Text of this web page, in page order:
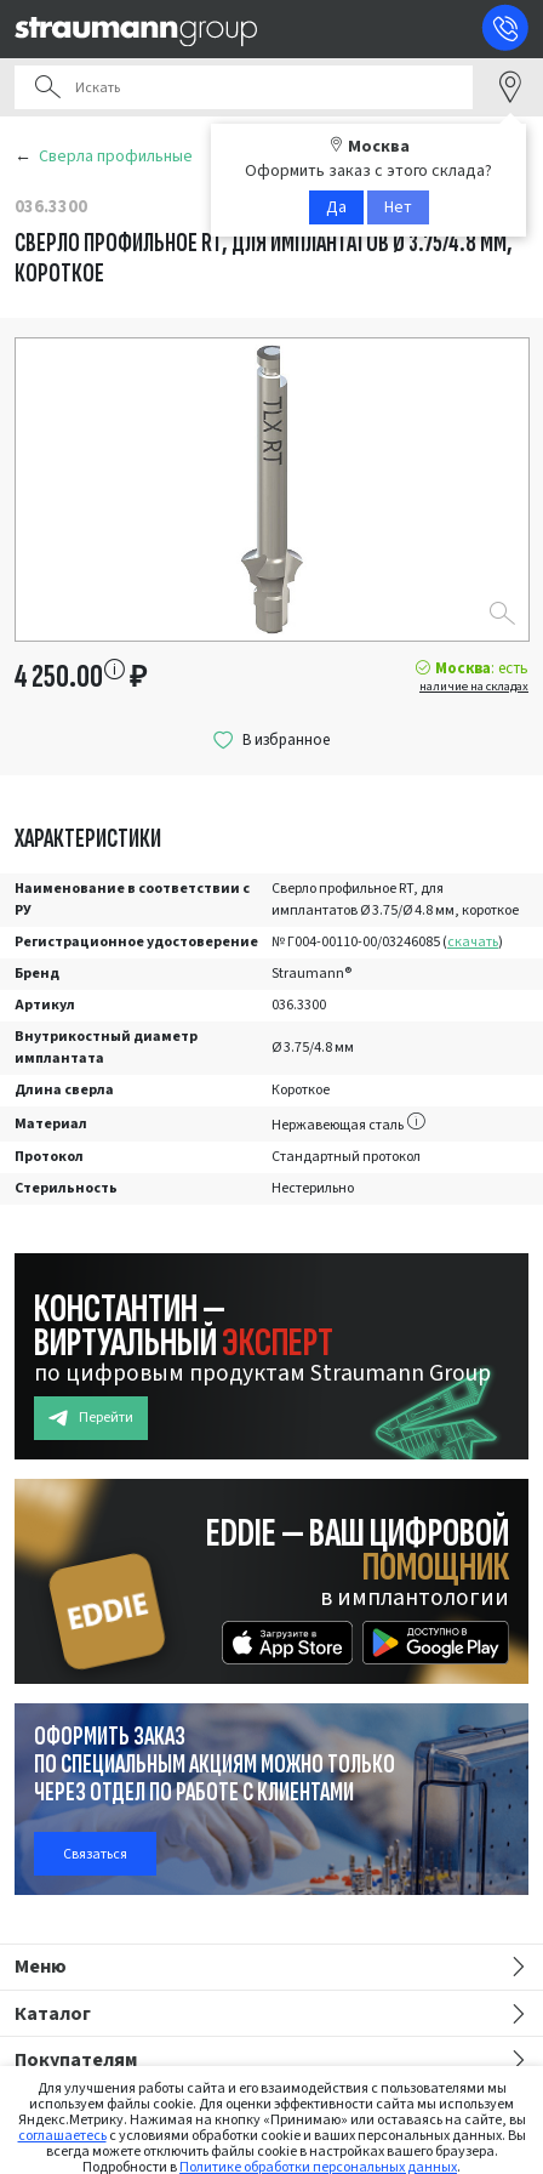
Москва
Оформить заказ с этого склада?
Да
Нет
Сверла профильные
036.3300
СВЕРЛО ПРОФИЛЬНОЕ RT, ДЛЯ ИМПЛАНТАТОВ Ø 3.75/4.8 ММ,
КОРОТКОЕ
ХАРАКТЕРИСТИКИ
Наименование в соответствии с
РУ
Сверло профильное RT, для
имплантатов Ø 3.75/Ø 4.8 мм, короткое
Регистрационное удостоверение
№ Г004-00110-00/03246085 (скачать)
Бренд
Straumann®
Артикул
036.3300
Внутрикостный диаметр
имплантата
Ø 3.75/4.8 мм
Длина сверла
Короткое
Материал
Нержавеющая сталь
Протокол
Стандартный протокол
Стерильность
Нестерильно
4 250.00 ₽ Москва: есть
наличие на складах
КОНСТАНТИН —
ВИРТУАЛЬНЫЙЭКСПЕРТ
по цифровым продуктам Straumann Group
Перейти
EDDIE — ВАШ ЦИФРОВОЙ
ПОМОЩНИК
в имплантологии
ОФОРМИТЬ ЗАКАЗ
ПО СПЕЦИАЛЬНЫМ АКЦИЯМ МОЖНО ТОЛЬКО
ЧЕРЕЗ ОТДЕЛПО РАБОТЕС КЛИЕНТАМИ
Связаться
Меню
Каталог
Покупателям
Для улучшения работы сайта и его взаимодействия с пользователями мы
используем файлы cookie. Для оценки эффективности сайта мы используем
Яндекс.Метрику. Нажимая на кнопку «Принимаю» или оставаясь на сайте, вы
соглашаетесьс условиями обработки cookie и ваших персональных данных. Вы
всегда можете отключить файлы cookie в настройках вашего браузера.
Подробности вПолитике обработки персональных данных.